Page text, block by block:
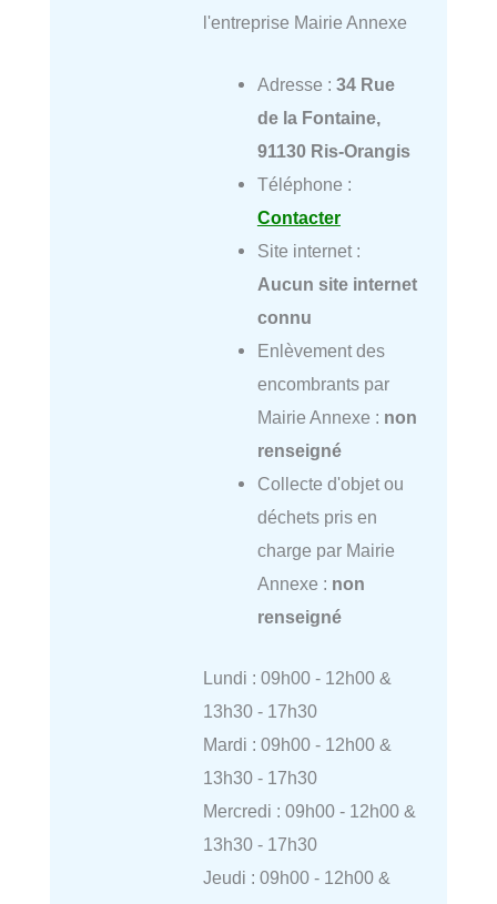
l'entreprise Mairie Annexe
Adresse : 34 Rue
de la Fontaine,
91130 Ris-Orangis
Téléphone :
Contacter
Site internet :
Aucun site internet
connu
Enlèvement des
encombrants par
Mairie Annexe : non
renseigné
Collecte d'objet ou
déchets pris en
charge par Mairie
Annexe : non
renseigné
Lundi : 09h00 - 12h00 &
13h30 - 17h30
Mardi : 09h00 - 12h00 &
13h30 - 17h30
Mercredi : 09h00 - 12h00 &
13h30 - 17h30
Jeudi : 09h00 - 12h00 &